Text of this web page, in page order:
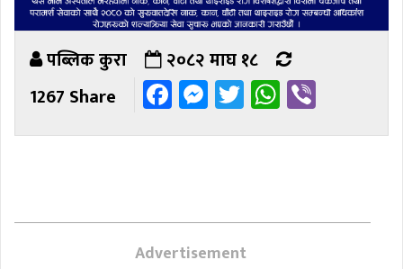
पब्लिक कुरा
२०८२ माघ १८
1267 Share
Facebook
Messenger
Twitter
Advertisement